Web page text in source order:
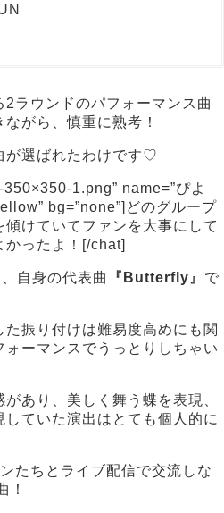
ラウンドのパフォーマンス曲
がら、慎重に熟考！
が選ばれたわけです♡
1.png” name=”ぴよ
bg=”none”]どのグループ
けていてファンを大事にして
かったよ！[/chat]
自身の代表曲 『Butterfly』 で
振り付けは難易度高めにも関
ーマンスでうっとりしちゃい
あり、美しく舞う蝶を表現、
ていた演出はとても個人的に
たちとライブ配信で交流しな
！